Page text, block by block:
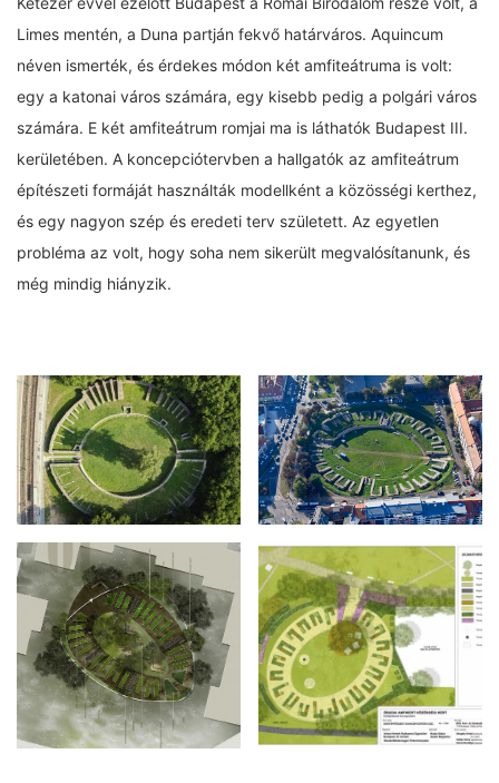
Limes mentén, a Duna partján fekvő határváros. Aquincum
néven ismerték, és érdekes módon két amfiteátruma is volt:
egy a katonai város számára, egy kisebb pedig a polgári város
számára. E két amfiteátrum romjai ma is láthatók Budapest III.
kerületében. A koncepciótervben a hallgatók az amfiteátrum
építészeti formáját használták modellként a közösségi kerthez,
és egy nagyon szép és eredeti terv született. Az egyetlen
probléma az volt, hogy soha nem sikerült megvalósítanunk, és
még mindig hiányzik.